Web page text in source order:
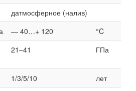
датмосферное (налив)
— 40…+ 120
°C
21–41 ГПа
1/3/5/10
лет